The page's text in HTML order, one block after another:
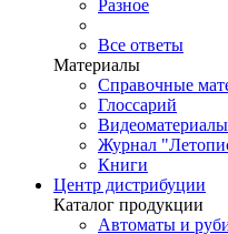
Разное
Все ответы
Материалы
Справочные
Глоссарий
Видеоматериалы
Журнал
Книги
Центр дистрибуции
Каталог продукции
Автоматы и